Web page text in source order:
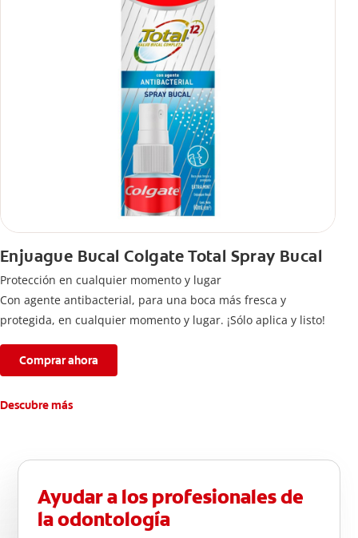
Enjuague Bucal Colgate Total Spray Bucal
Protección en cualquier momento y lugar
Con agente antibacterial, para una boca más fresca y
protegida, en cualquier momento y lugar. ¡Sólo aplica y listo!
Comprar ahora
Descubre más
Ayudar a los profesionales de
la odontología